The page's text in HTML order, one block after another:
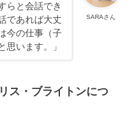
SARAさん
らと会話でき
であれば大丈
今の仕事（子
思います。」
ス・ブライトンにつ